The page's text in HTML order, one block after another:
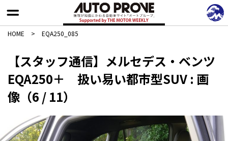
HOME > EQA250_085
【スタッフ通信】メルセデス・ベンツ
EQA250＋ 扱い易い都市型SUV : 画
像（6 / 11）